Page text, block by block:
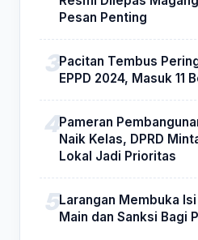
Pesan Penting
Pacitan Tembus
EPPD 2024, Masuk 11
Pameran
Naik Kelas, DPRD
Lokal Jadi Prioritas
Larangan Membuka
Main dan Sanksi Bagi